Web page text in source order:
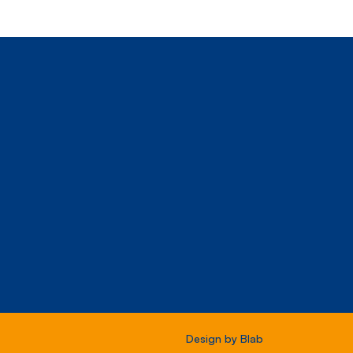
Design by Blab